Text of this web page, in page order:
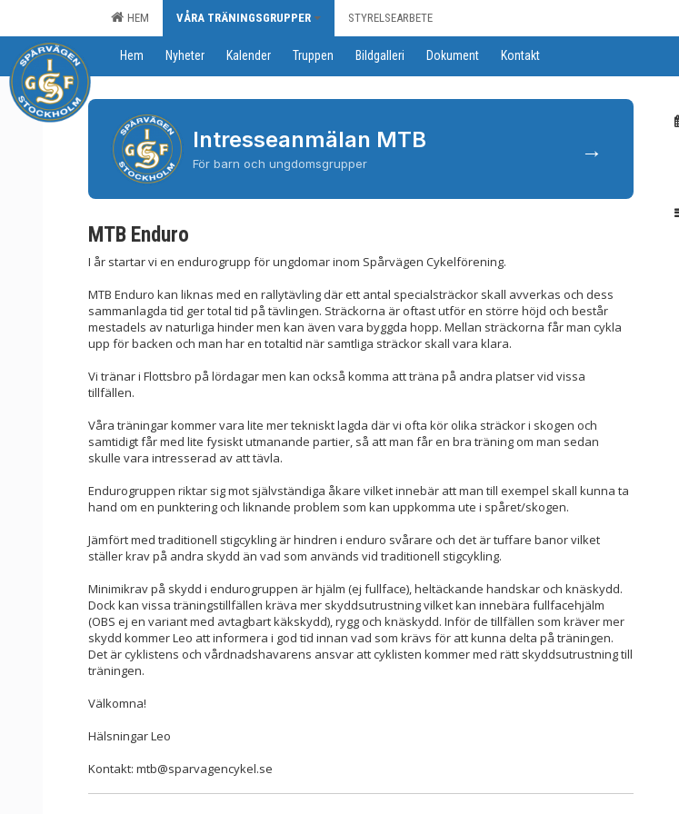
HEM VÅRA TRÄNINGSGRUPPER STYRELSEARBETE
Hem Nyheter Kalender Truppen Bildgalleri Dokument Kontakt
Intresseanmälan MTB
För barn och ungdomsgrupper →
MTB Enduro
I år startar vi en endurogrupp för ungdomar inom Spårvägen Cykelförening.
MTB Enduro kan liknas med en rallytävling där ett antal specialsträckor skall avverkas och dess
sammanlagda tid ger total tid på tävlingen. Sträckorna är oftast utför en större höjd och består
mestadels av naturliga hinder men kan även vara byggda hopp. Mellan sträckorna får man cykla
upp för backen och man har en totaltid när samtliga sträckor skall vara klara.
Vi tränar i Flottsbro på lördagar men kan också komma att träna på andra platser vid vissa
tillfällen.
Våra träningar kommer vara lite mer tekniskt lagda där vi ofta kör olika sträckor i skogen och
samtidigt får med lite fysiskt utmanande partier, så att man får en bra träning om man sedan
skulle vara intresserad av att tävla.
Endurogruppen riktar sig mot självständiga åkare vilket innebär att man till exempel skall kunna ta
hand om en punktering och liknande problem som kan uppkomma ute i spåret/skogen.
Jämfört med traditionell stigcykling är hindren i enduro svårare och det är tuffare banor vilket
ställer krav på andra skydd än vad som används vid traditionell stigcykling.
Minimikrav på skydd i endurogruppen är hjälm (ej fullface), heltäckande handskar och knäskydd.
Dock kan vissa träningstillfällen kräva mer skyddsutrustning vilket kan innebära fullfacehjälm
(OBS ej en variant med avtagbart käkskydd), rygg och knäskydd. Inför de tillfällen som kräver mer
skydd kommer Leo att informera i god tid innan vad som krävs för att kunna delta på träningen.
Det är cyklistens och vårdnadshavarens ansvar att cyklisten kommer med rätt skyddsutrustning till
träningen.
Välkomna!
Hälsningar Leo
Kontakt: mtb@sparvagencykel.se